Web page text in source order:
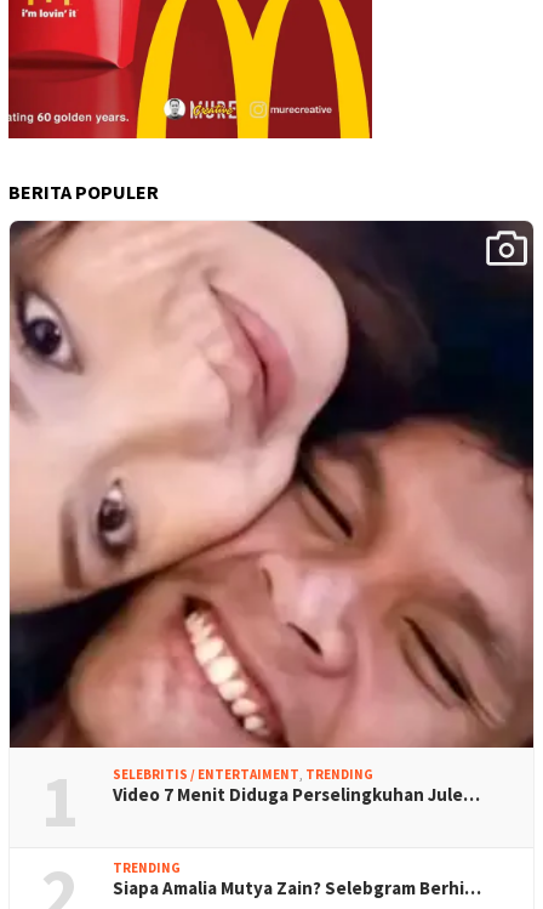
BERITA POPULER
1 SELEBRITIS / ENTERTAIMENT, TRENDING
Video 7 Menit Diduga Perselingkuhan Jule…
TRENDING
Siapa Amalia Mutya Zain? Selebgram Berhi…